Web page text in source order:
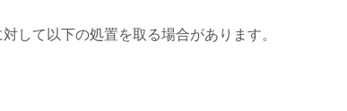
して以下の処置を取る場合があります。